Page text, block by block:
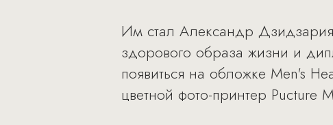
Им стал Александр
здорового образа жизни и
появиться на обложке Men's
цветной фото-принтер Pucture